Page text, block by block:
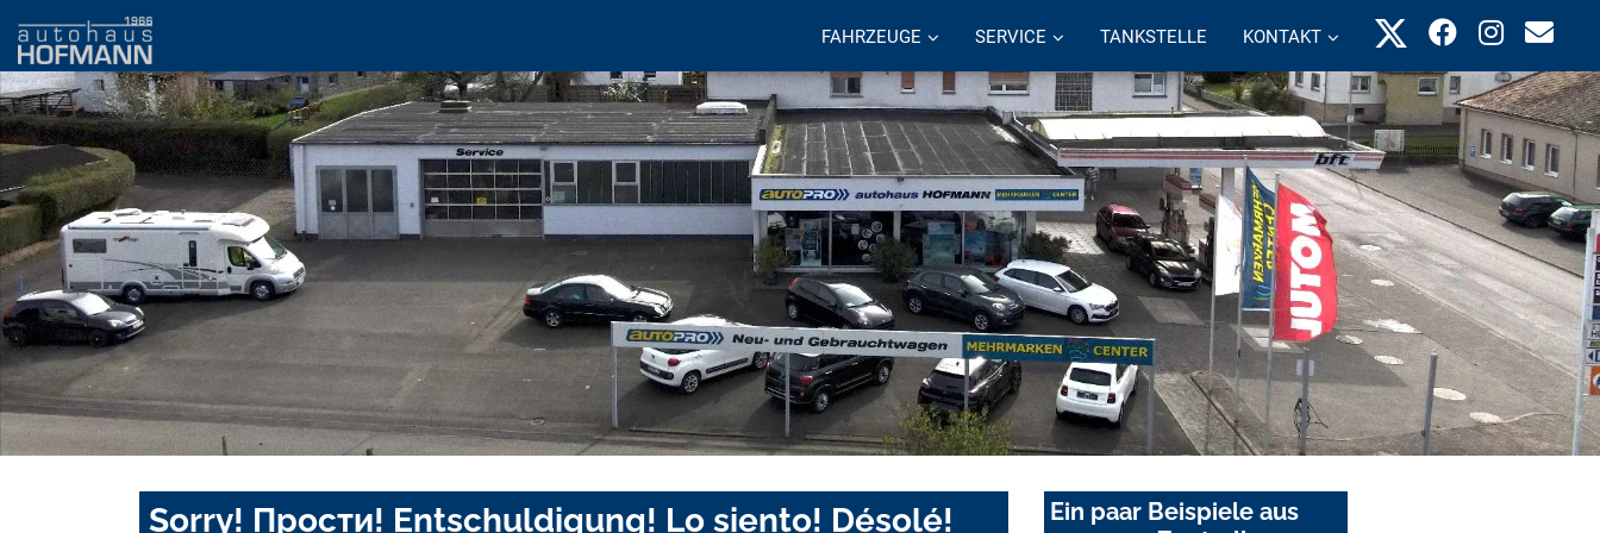
FAHRZEUGE SERVICE TANKSTELLE KONTAKT
Sorry! Прости! Entschuldigung! Lo siento! Désolé!
Ein paar Beispiele aus